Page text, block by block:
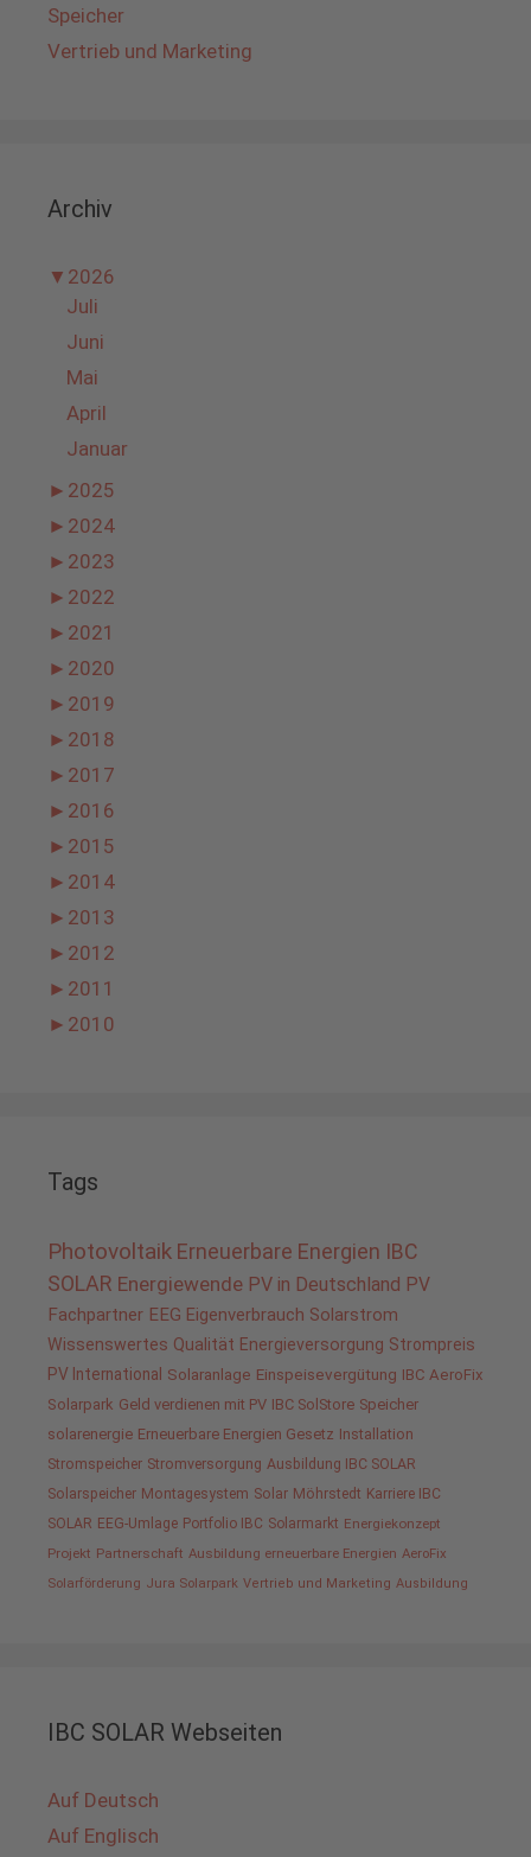
Speicher
Vertrieb und Marketing
Archiv
▼ 2026
Juli
Juni
Mai
April
Januar
► 2025
► 2024
► 2023
► 2022
► 2021
► 2020
► 2019
► 2018
► 2017
► 2016
► 2015
► 2014
► 2013
► 2012
► 2011
► 2010
Tags
Photovoltaik Erneuerbare Energien IBC
SOLAR Energiewende PV in Deutschland PV
Fachpartner EEG Eigenverbrauch Solarstrom
Wissenswertes Qualität Energieversorgung Strompreis
PV International Solaranlage Einspeisevergütung IBC AeroFix
Solarpark Geld verdienen mit PV IBC SolStore Speicher
solarenergie Erneuerbare Energien Gesetz Installation
Stromspeicher Stromversorgung Ausbildung IBC SOLAR
Solarspeicher Montagesystem Solar Möhrstedt Karriere IBC
SOLAR EEG-Umlage Portfolio IBC Solarmarkt Energiekonzept
Projekt Partnerschaft Ausbildung erneuerbare Energien AeroFix
Solarförderung Jura Solarpark Vertrieb und Marketing Ausbildung
IBC SOLAR Webseiten
Auf Deutsch
Auf Englisch